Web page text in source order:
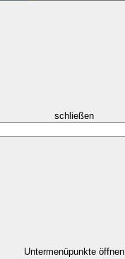
schließen
Untermenüpunkte öffnen